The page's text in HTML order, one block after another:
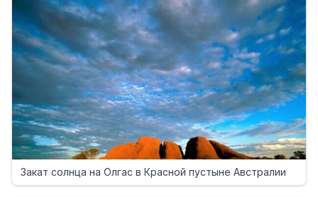
Закат солнца на Олгас в Красной пустыне Австралии